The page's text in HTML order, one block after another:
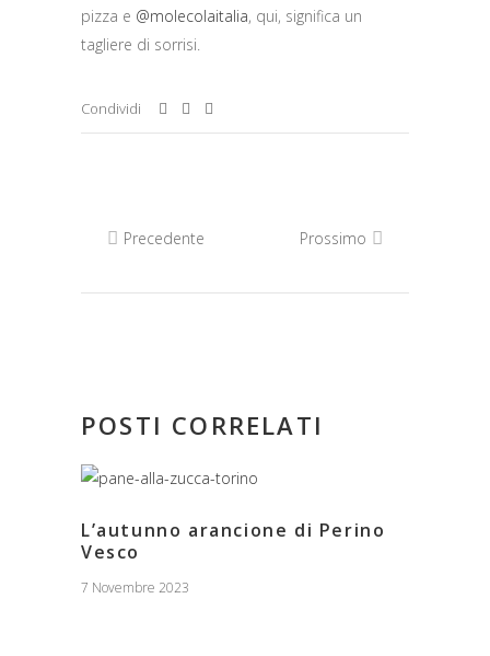
pizza e @molecolaitalia, qui, significa un
tagliere di sorrisi.
Condividi
Precedente Prossimo
POSTI CORRELATI
L’autunno arancione di Perino
Vesco
7 Novembre 2023